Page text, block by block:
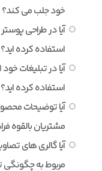
خود جلب می کند؟
آیا در طراحی
استفاده کرده اید؟
آیا در تبلیغات
استفاده کرده اید؟
آیا توضیحات
مشتریان بالقوه
آیا گالری های
مربوط به چگونگی